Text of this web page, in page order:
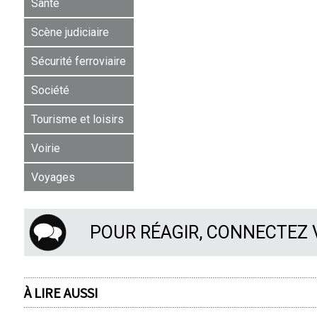
Santé
Scène judiciaire
Sécurité ferroviaire
Société
Tourisme et loisirs
Voirie
Voyages
POUR RÉAGIR, CONNECTEZ
À LIRE AUSSI